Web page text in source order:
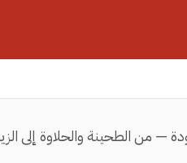
— من الطحينة والحلاوة